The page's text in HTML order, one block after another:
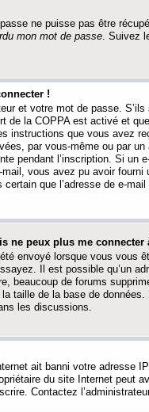
ne puisse pas être
mon mot de passe. Suivez
!
et votre mot de passe.
de la COPPA est activé et
instructions que vous avez
par vous-même ou par
pendant l’inscription. Si un
vous avez pu avoir fourni
certain que l’adresse de e-
ne peux plus me connecter
envoyé lorsque vous vous
Il est possible qu’un
beaucoup de forums
taille de la base de
les discussions.
ait banni votre adresse
du site Internet peut
Contactez